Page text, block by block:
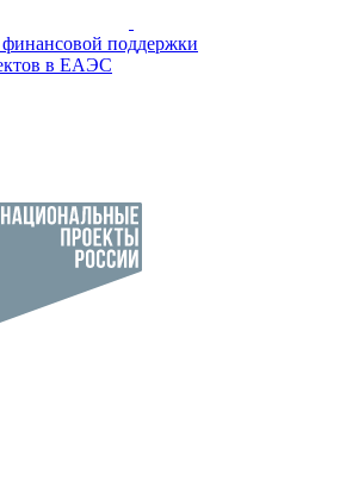
поддержки
в ЕАЭС